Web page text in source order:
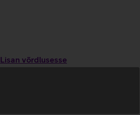
Lisan võrdlusesse